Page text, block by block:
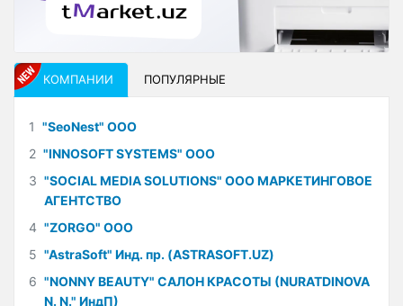
КОМПАНИИ ПОПУЛЯРНЫЕ
1 "SeoNest" ООО
2 "INNOSOFT SYSTEMS" ООО
3 "SOCIAL MEDIA SOLUTIONS" ООО МАРКЕТИНГОВОЕ
АГЕНТСТВО
4 "ZORGO" ООО
5 "AstraSoft" Инд. пр. (ASTRASOFT.UZ)
6 "NONNY BEAUTY" САЛОН КРАСОТЫ (NURATDINOVA
N. N." ИндП)